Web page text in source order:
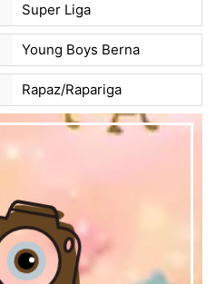
Super Liga
Young Boys Berna
Rapaz/Rapariga